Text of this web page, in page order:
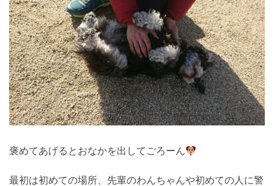
褒めてあげるとおなかを出してごろーん
最初は初めての場所、先輩のわんちゃんや初めての人に警